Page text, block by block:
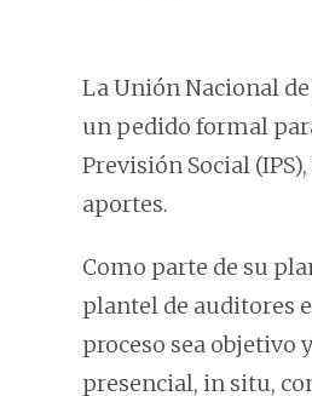
La Unión Nacional
un pedido formal
Previsión Social
aportes.
Como parte de su
plantel de auditores
proceso sea objetivo
presencial, in situ,